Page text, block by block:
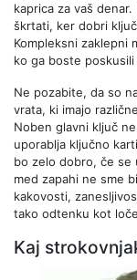
kaprica za vaš
škrtati, ker dobri
Kompleksni zaklepni
ko ga boste poskusili
Ne pozabite, da so
vrata, ki imajo
Noben glavni ključ
uporablja ključno
bo zelo dobro, če se
med zapahi ne sme
kakovosti,
tako odtenku kot
Kaj